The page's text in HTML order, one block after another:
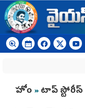
Skip to main content
You are here
హోం »టాప్ స్టోరీస్